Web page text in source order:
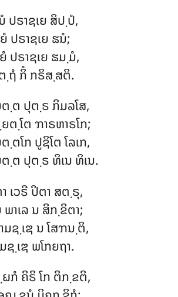
ປຣາຊເຍ ສິປ຺ປໍ,
ປຣາຊເຍ ຘນໍ;
ປຣາຊເຍ ຘມ຺ມໍ,
ຖໍ ກິໍ ກຣິສ຺ສຕິ.
ຕ ປຸຕ຺ຣ ກິມລໂສ,
ຕ຺ໂຕ ຠາຣຫາຣໂກ;
ໂກ ປູຊິໂຕ ໂລເກ,
ຕ ປຸຕ຺ຣ ທິເນ ທິເນ.
ເວຣີ ປິຕາ ສຕ຺ຣຸ,
ພາເລ ນ ສິກ຺ຂິຕາ;
ມຊ຺ເຌ ນ ໂສຠນ຺ຕິ,
ຊ຺ເຌ ພໂກຍຖາ.
ກໍ ຄິຣິ ໂກ ຕິກ຺ຂຕິ,